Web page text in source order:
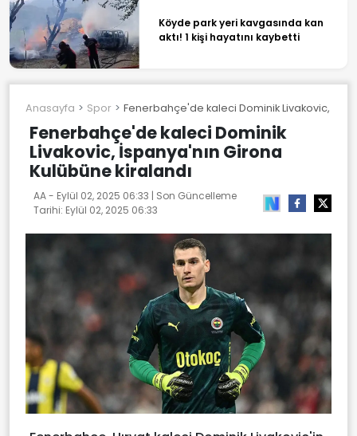
Köyde park yeri kavgasında kan
aktı! 1 kişi hayatını kaybetti
Anasayfa Spor Fenerbahçe'de kaleci Dominik Livakovic,
Fenerbahçe'de kaleci Dominik
Livakovic, İspanya'nın Girona
Kulübüne kiralandı
AA - Eylül 02, 2025 06:33 | Son Güncelleme
Tarihi: Eylül 02, 2025 06:33